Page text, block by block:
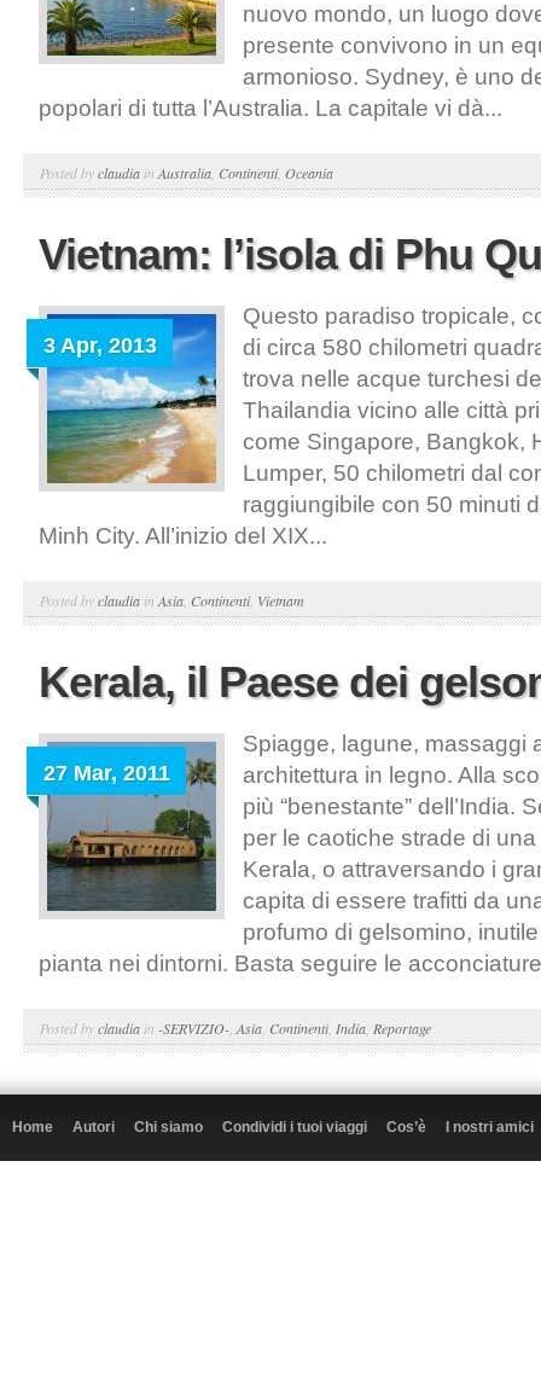
nuovo mondo, un luogo
presente convivono in un
armonioso. Sydney, è uno
popolari di tutta l’Australia. La capitale vi dà...
Posted byclaudia in Australia Continenti, Oceania
Vietnam: l’isola di Phu
3 Apr, 2013
Questo paradiso tropicale,
di circa 580 chilometri
trova nelle acque turchesi
Thailandia vicino alle città
come Singapore, Bangkok,
Lumper, 50 chilometri dal
raggiungibile con 50 minuti
Minh City. All’inizio del XIX...
Posted byclaudia in Asia Continenti, Vietnam
Kerala, il Paese dei
27 Mar, 2011
Spiagge, lagune, massaggi
architettura in legno. Alla
più “benestante” dell’India.
per le caotiche strade di
Kerala, o attraversando i
capita di essere trafitti da
profumo di gelsomino,
pianta nei dintorni. Basta seguire le
Posted byclaudia in -SERVIZIO- Asia Continenti, India Reportage
Home Autori Chi siamo Condividi i tuoi viaggi Cos’è I nostri amici